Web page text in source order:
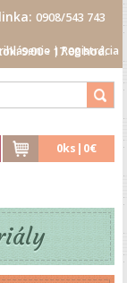
0908/543 743
9.00 - 17.00 hod.
|Registrácia
0ks| 0€